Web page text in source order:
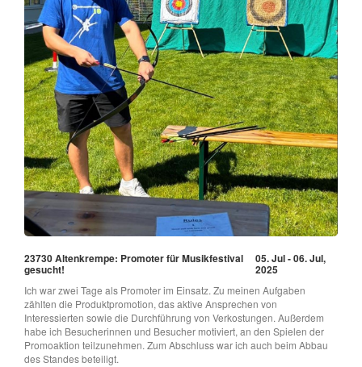
23730 Altenkrempe: Promoter für Musikfestival
gesucht!
05. Jul - 06. Jul,
2025
Ich war zwei Tage als Promoter im Einsatz. Zu meinen Aufgaben
zählten die Produktpromotion, das aktive Ansprechen von
Interessierten sowie die Durchführung von Verkostungen. Außerdem
habe ich Besucherinnen und Besucher motiviert, an den Spielen der
Promoaktion teilzunehmen. Zum Abschluss war ich auch beim Abbau
des Standes beteiligt.